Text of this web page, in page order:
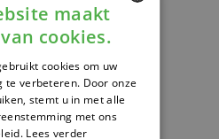
DUTCH
FRENCH
ENGLISH
maakt
cookies.
cookies om uw
te verbeteren. Door onze
stemt u in met alle
met ons
Lees verder